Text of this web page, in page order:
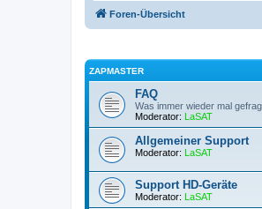
Foren-Übersicht
ZAPMASTER
FAQ
Was immer wieder mal
Moderator: LaSAT
Allgemeiner Support
Moderator: LaSAT
Support HD-Geräte
Moderator: LaSAT